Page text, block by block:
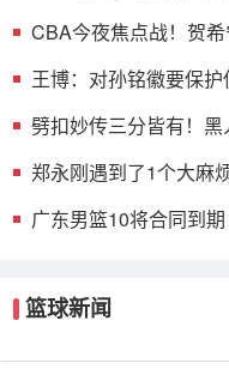
CBA今夜焦点战！贺
王博：对孙铭徽要保
劈扣妙传三分皆有！
郑永刚遇到了1个大麻烦
广东男篮10将合同到
篮球新闻